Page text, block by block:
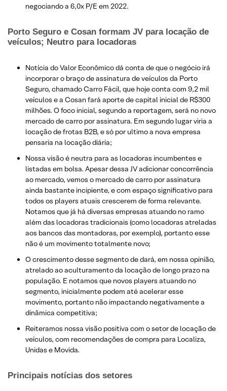
negociando a 6,0x P/E em 2022.
Porto Seguro e Cosan formam JV para locação de
veículos; Neutro para locadoras
Notícia do Valor Econômico dá conta de que o negócio irá
incorporar o braço de assinatura de veículos da Porto
Seguro, chamado Carro Fácil, que hoje conta com 9,2 mil
veículos e a Cosan fará aporte de capital inicial de R$300
milhões. O foco inicial, segundo a reportagem, será no novo
mercado de carro por assinatura. Em segundo lugar viria a
locação de frotas B2B, e só por ultimo a nova empresa
pensaria na locação diária;
Nossa visão é neutra para as locadoras incumbentes e
listadas em bolsa. Apesar dessa JV adicionar concorrência
ao mercado, vemos o mercado de carro por assinatura
ainda bastante incipiente, e com espaço significativo para
todos os players atuais crescerem de forma relevante.
Notamos que já há diversas empresas atuando no ramo
além das locadoras tradicionais (como locadoras atreladas
aos bancos das montadoras, por exemplo), portanto esse
não é um movimento totalmente novo;
O crescimento desse segmento de dará, em nossa opinião,
atrelado ao aculturamento da locação de longo prazo na
população. E notamos que novos players atuando no
segmento, inicialmente podem até acelerar esse
movimento, portanto não impactando negativamente a
dinâmica competitiva;
Reiteramos nossa visão positiva com o setor de locação de
veículos, com recomendações de compra para Localiza,
Unidas e Movida.
Principais notícias dos setores